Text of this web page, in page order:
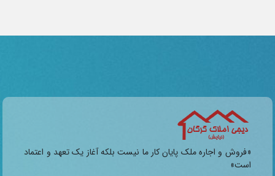
«فروش و اجاره ملک پایان کار ما نیست بلکه آغاز یک تعهد و اعتماد
است»